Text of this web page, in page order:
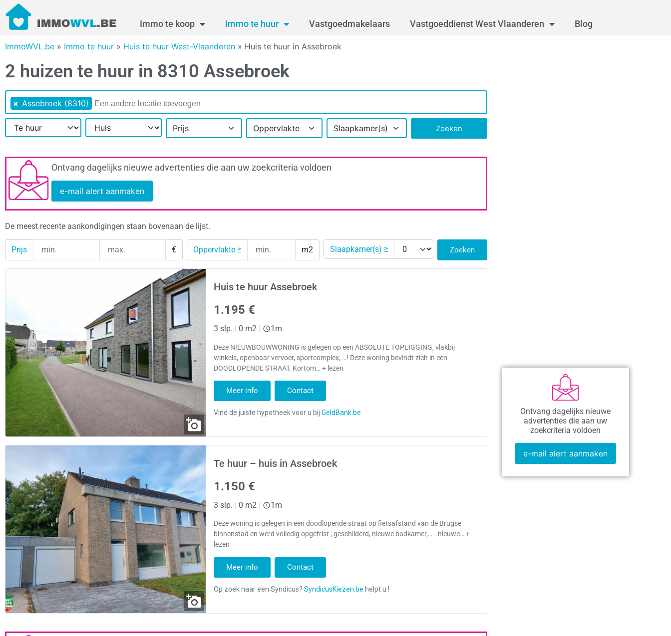
Immo te koop Immo te huur Vastgoedmakelaars Vastgoeddienst West Vlaanderen Blog
ImmoWVL.be » Immo te huur » Huis te huur West-Vlaanderen » Huis te huur in Assebroek
2 huizen te huur in 8310 Assebroek
× Assebroek (8310)
Prijs Oppervlakte Slaapkamer(s) Zoeken
Ontvang dagelijks nieuwe advertenties die aan uw zoekcriteria voldoen
e-mail alert aanmaken
De meest recente aankondigingen staan bovenaan de lijst.
Prijs € Oppervlakte ≥ m2 Slaapkamer(s) ≥ Zoeken
Huis te huur Assebroek
1.195 €
3 slp. 0 m2 1m
Deze NIEUWBOUWWONING is gelegen op een ABSOLUTE TOPLIGGING, vlakbij
winkels, openbaar vervoer, sportcomplex, …! Deze woning bevindt zich in een
DOODLOPENDE STRAAT. Kortom… + lezen
Meer info Contact
Te huur – huis in Assebroek
1.150 €
3 slp. | 0 m2 | 1m
Deze woning is gelegen in een doodlopende straat op fietsafstand van de Brugse
binnenstad en werd volledig opgefrist ; geschilderd, nieuwe badkamer,….. nieuwe… +
lezen
Meer info Contact
Ontvang dagelijks nieuwe
advertenties die aan uw
zoekcriteria voldoen
e-mail alert aanmaken